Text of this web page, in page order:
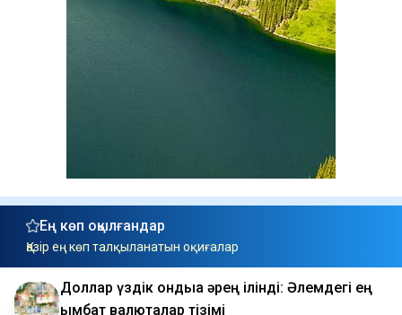
Ең көп оқылғандар
Қазір ең көп талқыланатын оқиғалар
Доллар үздік ондыққа әрең ілінді: Әлемдегі ең
қымбат валюталар тізімі